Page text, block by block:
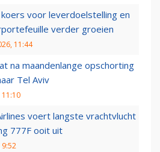
voor leverdoelstelling en
verder groeien
11:44
na maandenlange opschorting
Tel Aviv
11:10
voert langste vrachtvlucht
777F ooit uit
9:52